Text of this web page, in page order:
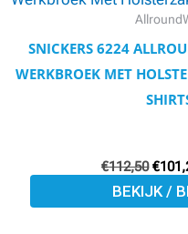
SNICKERS 6224
WERKBROEK MET
€112,50 €
BEKIJK /